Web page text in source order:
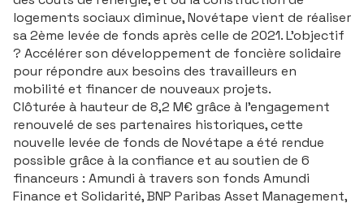
logements sociaux diminue, Novétape vient de réaliser
sa 2ème levée de fonds après celle de 2021. L’objectif
? Accélérer son développement de foncière solidaire
pour répondre aux besoins des travailleurs en
mobilité et financer de nouveaux projets.
Clôturée à hauteur de 8,2 M€ grâce à l’engagement
renouvelé de ses partenaires historiques, cette
nouvelle levée de fonds de Novétape a été rendue
possible grâce à la confiance et au soutien de 6
financeurs : Amundi à travers son fonds Amundi
Finance et Solidarité, BNP Paribas Asset Management,